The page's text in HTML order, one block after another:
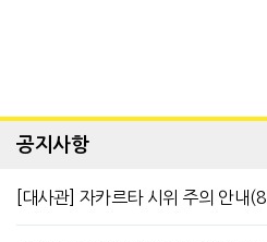
공지사항
[대사관] 자카르타 시위 주의 안내